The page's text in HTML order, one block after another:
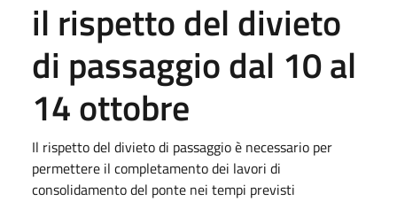
il rispetto del divieto
di passaggio dal 10 al
14 ottobre
Il rispetto del divieto di passaggio è necessario per
permettere il completamento dei lavori di
consolidamento del ponte nei tempi previsti